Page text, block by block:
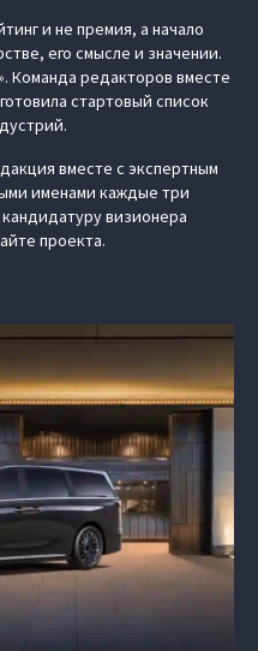
и не премия, а начало
его смысле и значении.
Команда редакторов вместе
стартовый список
вместе с экспертным
именами каждые три
визионера
проекта.